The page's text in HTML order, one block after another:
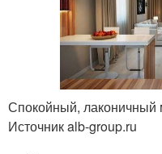
Спокойный, лаконичный
Источник alb-group.ru